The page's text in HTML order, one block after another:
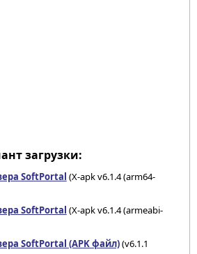
загрузки:
SoftPortal (X-apk v6.1.4 (arm64-
SoftPortal (X-apk v6.1.4 (armeabi-
SoftPortal (APK файл)(v6.1.1